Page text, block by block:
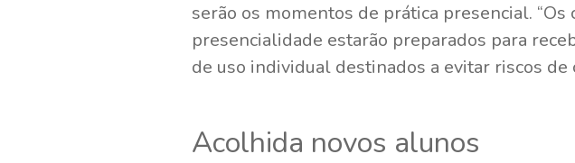
serão os momentos de prática presencial.
presencialidade estarão preparados para
de uso individual destinados a evitar riscos de
Acolhida novos alunos